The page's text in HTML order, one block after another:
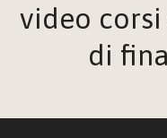
video
di